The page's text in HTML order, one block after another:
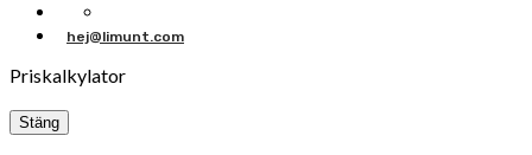
hej@limunt.com
Priskalkylator
Stäng